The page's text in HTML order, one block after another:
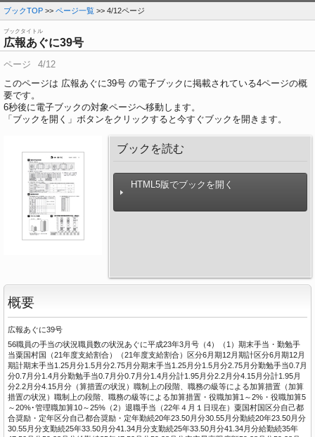
ブックTOP >> ページ一覧 >> 4/12ページ
ブックタイトル
広報あぐに39号
ページ
4/12
このページは 広報あぐに39号 の電子ブックに掲載されている4ページの概
要です。
6秒後に電子ブックの対象ページへ移動します。
「ブックを開く」ボタンをクリックすると今すぐブックを開きます。
ブックを読む
HTML5版でブックを開く
概要
広報あぐに39号
56職員の手当の状況職員数の状況あぐに平成23年3月号（4）（1）期末手当・勤勉手
当粟国村国（21年度支給割合）（21年度支給割合）区分6月期12月期計区分6月期12月
期計期末手当1.25月分1.5月分2.75月分期末手当1.25月分1.5月分2.75月分勤勉手当0.7月
分0.7月分1.4月分勤勉手当0.7月分0.7月分1.4月分計1.95月分2.2月分4.15月分計1.95月
分2.2月分4.15月分（算措置の状況）職制上の段階、職務の級等による加算措置（加算
措置の状況）職制上の段階、職務の級等による加算措置・役職加算1～2%・役職加算5
～20%･管理職加算10～25%（2）退職手当（22年４月１日現在）粟国村国区分自己都
合奨励・定年区分自己都合奨励・定年勤続20年23.50月分30.55月分勤続20年23.50月分
30.55月分支勤続25年33.50月分41.34月分支勤続25年33.50月分41.34月分給勤続35年